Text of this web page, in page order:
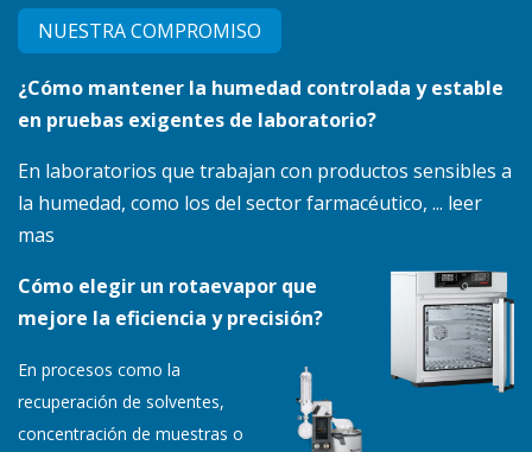
NUESTRA COMPRO​MISO
¿Cómo mantener la humedad controlada y estable
en pruebas exigentes de laboratorio?
En laboratorios que trabajan con productos sensibles a
la humedad, como los del sector farmacéutico, ... leer
mas
Cómo elegir un rotaevapor que
mejore la eficiencia y precisión?
En procesos como la
recuperación de solventes,
concentración de muestras o